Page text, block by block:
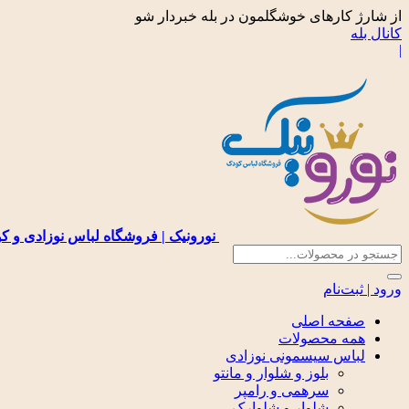
از شارژ کارهای خوشگلمون در بله خبردار شو
کانال بله
|
نورونیک | فروشگاه لباس نوزادی و
ورود | ثبت‌نام
صفحه اصلی
همه محصولات
لباس سیسمونی نوزادی
بلوز و شلوار و مانتو
سرهمی و رامپر